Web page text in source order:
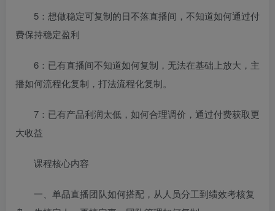
5：想做稳定可复制的日不落直播间，不知道如何通过付
费保持稳定盈利
6：已有直播间不知道如何复制，无法在基础上放大，主
播如何流程化复制，打法流程化复制。
7：已有产品利润太低，如何合理调价，通过付费获取更
大收益
课程核心内容
一、单品直播团队如何搭配，从人员分工到绩效考核复